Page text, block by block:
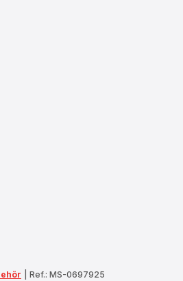
Ref.: MS-0697925